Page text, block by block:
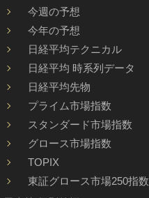
今週の予想
今年の予想
日経平均テクニカル
日経平均 時系列データ
日経平均先物
プライム市場指数
スタンダード市場指数
グロース市場指数
TOPIX
東証グロース市場250指数